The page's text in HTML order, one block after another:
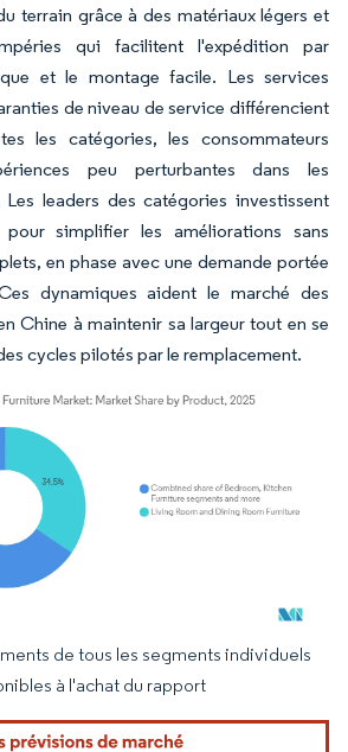
terrain grâce à des matériaux légers et
qui facilitent l'expédition par
et le montage facile. Les services
de niveau de service différencient
les catégories, les consommateurs
peu perturbantes dans les
leaders des catégories investissent
simplifier les améliorations sans
en phase avec une demande portée
dynamiques aident le marché des
Chine à maintenir sa largeur tout en se
cycles pilotés par le remplacement.
La réutilisation nécessite une attribution sous CC BY
de tous les segments individuels
à l'achat du rapport